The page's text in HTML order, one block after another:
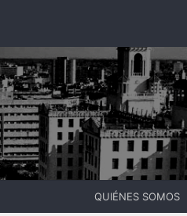
QUIÉNES SOMOS